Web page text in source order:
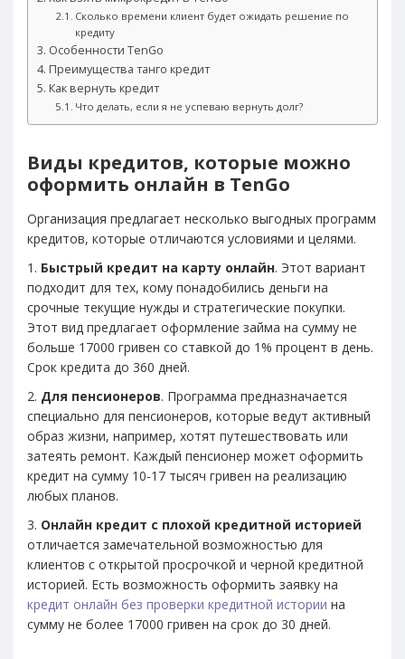
Сколько времени клиент будет ожидать решение по
кредиту
Особенности TenGo
Преимущества танго кредит
Как вернуть кредит
Что делать, если я не успеваю вернуть долг?
Виды кредитов, которые можно
оформить онлайн в TenGo
Организация предлагает несколько выгодных программ
кредитов, которые отличаются условиями и целями.
1. Быстрый кредит на карту онлайн. Этот вариант
подходит для тех, кому понадобились деньги на
срочные текущие нужды и стратегические покупки.
Этот вид предлагает оформление займа на сумму не
больше 17000 гривен со ставкой до 1% процент в день.
Срок кредита до 360 дней.
2. Для пенсионеров. Программа предназначается
специально для пенсионеров, которые ведут активный
образ жизни, например, хотят путешествовать или
затеять ремонт. Каждый пенсионер может оформить
кредит на сумму 10-17 тысяч гривен на реализацию
любых планов.
3. Онлайн кредит с плохой кредитной историей
отличается замечательной возможностью для
клиентов с открытой просрочкой и черной кредитной
историей. Есть возможность оформить заявку на
кредит онлайн без проверки кредитной истории на
сумму не более 17000 гривен на срок до 30 дней.